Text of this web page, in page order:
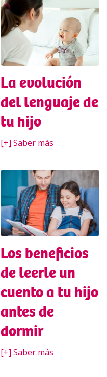
La evolución
del lenguaje de
tu hijo
[+] Saber más
Los beneficios
de leerle un
cuento a tu hijo
antes de
dormir
[+] Saber más